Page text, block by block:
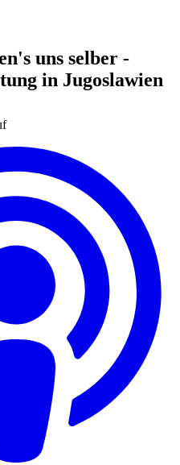
uns selber -
in Jugoslawien